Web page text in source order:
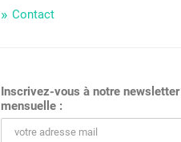
Contact
Inscrivez-vous à notre newsletter
mensuelle :